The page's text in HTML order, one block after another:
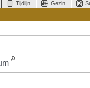
Tijdlijn Gezin